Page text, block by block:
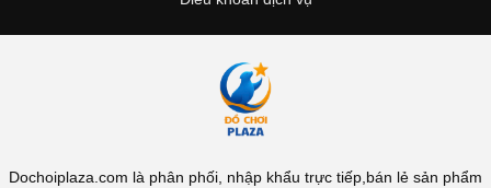
Dochoiplaza.com là phân phối, nhập khẩu trực tiếp,bán lẻ sản phẩm